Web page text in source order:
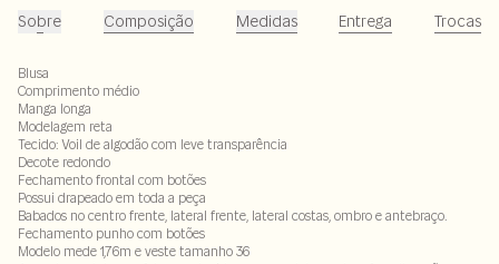
Sobre Composição Medidas Entrega Trocas
Blusa
Comprimento médio
Manga longa
Modelagem reta
Tecido: Voil de algodão com leve transparência
Decote redondo
Fechamento frontal com botões
Possui drapeado em toda a peça
Babados no centro frente, lateral frente, lateral costas, ombro e antebraço.
Fechamento punho com botões
Modelo mede 1,76m e veste tamanho 36